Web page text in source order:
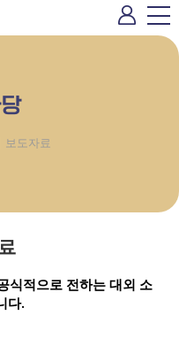
보도자료
식적으로 전하는 대외 소
다.